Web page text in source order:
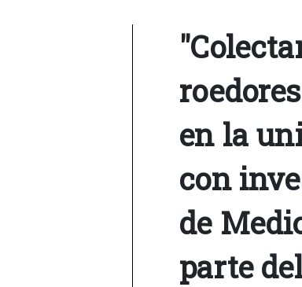
en la
con
de
parte